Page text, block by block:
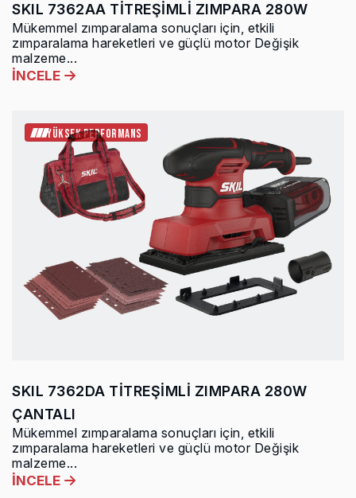
SKIL 7362AA TİTREŞİMLİ ZIMPARA 280W
Mükemmel zımparalama sonuçları için, etkili
zımparalama hareketleri ve güçlü motor Değişik
malzeme...
İNCELE
YÜKSEK PERFORMANS
SKIL 7362DA TİTREŞİMLİ ZIMPARA 280W
ÇANTALI
Mükemmel zımparalama sonuçları için, etkili
zımparalama hareketleri ve güçlü motor Değişik
malzeme...
İNCELE